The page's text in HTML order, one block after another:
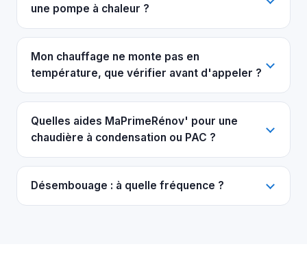
une pompe à chaleur ?
Mon chauffage ne monte pas en
température, que vérifier avant d'appeler ?
Quelles aides MaPrimeRénov' pour une
chaudière à condensation ou PAC ?
Désembouage : à quelle fréquence ?